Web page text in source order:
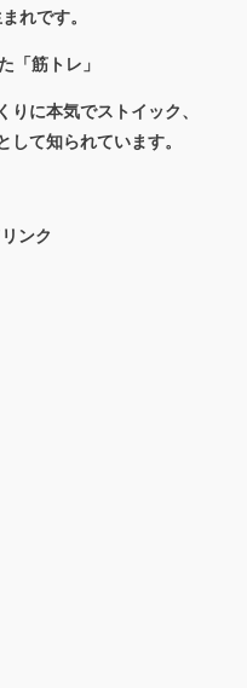
れです。
「筋トレ」
に本気でストイック、
て知られています。
ンク